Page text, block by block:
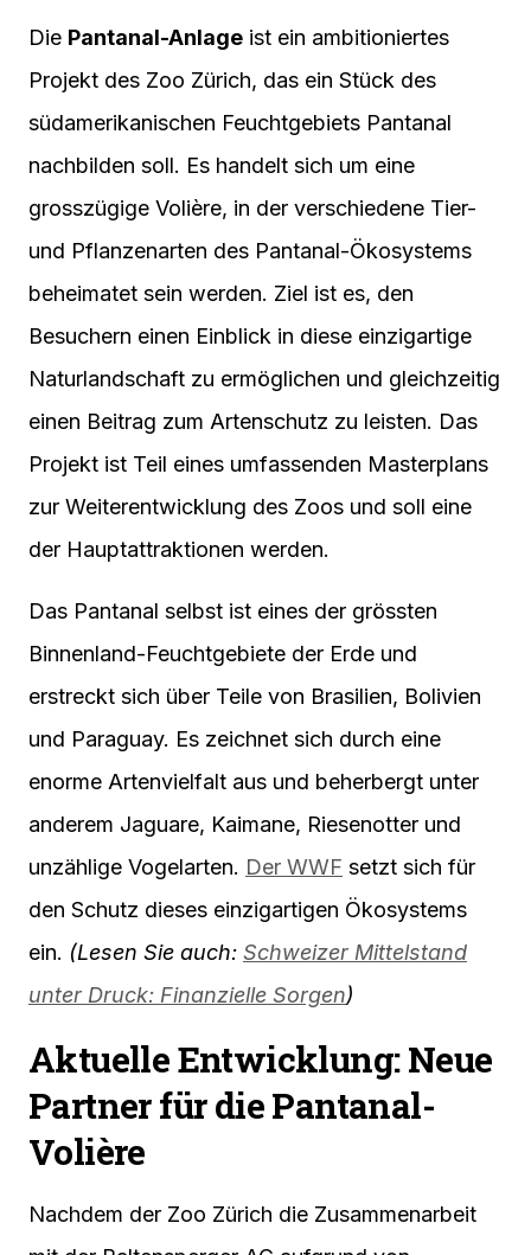
Die Pantanal-Anlage ist ein ambitioniertes
Projekt des Zoo Zürich, das ein Stück des
südamerikanischen Feuchtgebiets Pantanal
nachbilden soll. Es handelt sich um eine
grosszügige Volière, in der verschiedene Tier-
und Pflanzenarten des Pantanal-Ökosystems
beheimatet sein werden. Ziel ist es, den
Besuchern einen Einblick in diese einzigartige
Naturlandschaft zu ermöglichen und gleichzeitig
einen Beitrag zum Artenschutz zu leisten. Das
Projekt ist Teil eines umfassenden Masterplans
zur Weiterentwicklung des Zoos und soll eine
der Hauptattraktionen werden.
Das Pantanal selbst ist eines der grössten
Binnenland-Feuchtgebiete der Erde und
erstreckt sich über Teile von Brasilien, Bolivien
und Paraguay. Es zeichnet sich durch eine
enorme Artenvielfalt aus und beherbergt unter
anderem Jaguare, Kaimane, Riesenotter und
unzählige Vogelarten. Der WWF setzt sich für
den Schutz dieses einzigartigen Ökosystems
ein. (Lesen Sie auch: Schweizer Mittelstand
unter Druck: Finanzielle Sorgen)
Aktuelle Entwicklung: Neue
Partner für die Pantanal-
Volière
Nachdem der Zoo Zürich die Zusammenarbeit